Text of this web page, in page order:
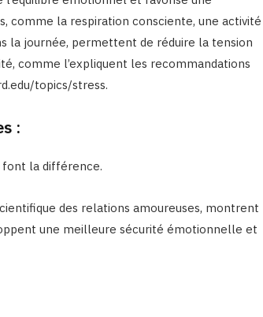
comme la respiration consciente, une activité
la journée, permettent de réduire la tension
comme l’expliquent les recommandations
topics/stress.
:
font la différence.
des relations amoureuses, montrent
une meilleure sécurité émotionnelle et